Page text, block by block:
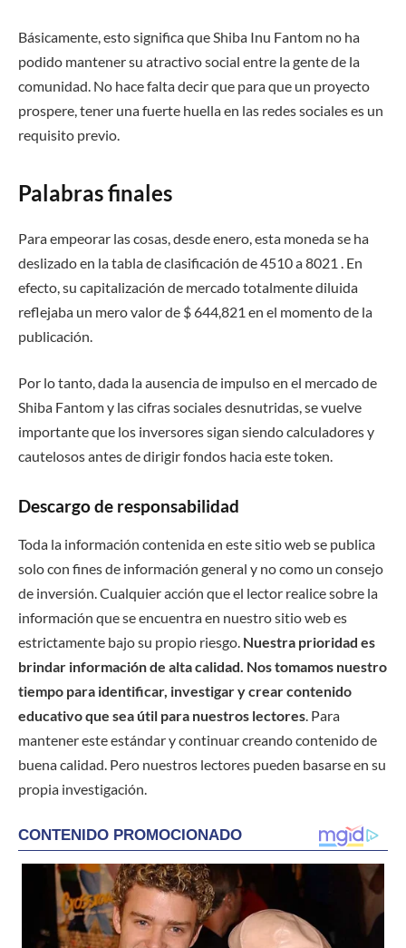
Básicamente, esto significa que Shiba Inu Fantom no ha
podido mantener su atractivo social entre la gente de la
comunidad. No hace falta decir que para que un proyecto
prospere, tener una fuerte huella en las redes sociales es un
requisito previo.
Palabras finales
Para empeorar las cosas, desde enero, esta moneda se ha
deslizado en la tabla de clasificación de 4510 a 8021 . En
efecto, su capitalización de mercado totalmente diluida
reflejaba un mero valor de $ 644,821 en el momento de la
publicación.
Por lo tanto, dada la ausencia de impulso en el mercado de
Shiba Fantom y las cifras sociales desnutridas, se vuelve
importante que los inversores sigan siendo calculadores y
cautelosos antes de dirigir fondos hacia este token.
Descargo de responsabilidad
Toda la información contenida en este sitio web se publica
solo con fines de información general y no como un consejo
de inversión. Cualquier acción que el lector realice sobre la
información que se encuentra en nuestro sitio web es
estrictamente bajo su propio riesgo. Nuestra prioridad es
brindar información de alta calidad. Nos tomamos nuestro
tiempo para identificar, investigar y crear contenido
educativo que sea útil para nuestros lectores. Para
mantener este estándar y continuar creando contenido de
buena calidad. Pero nuestros lectores pueden basarse en su
propia investigación.